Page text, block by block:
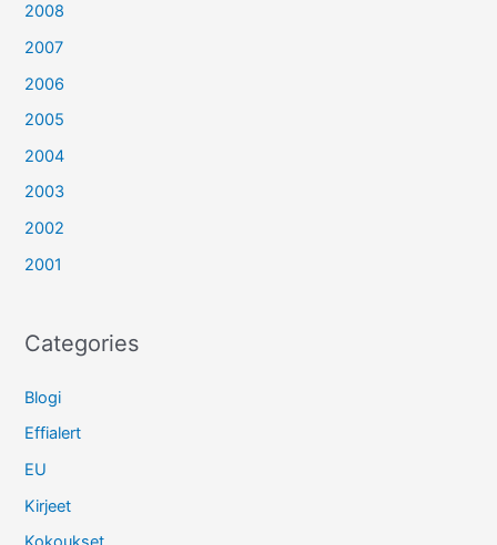
2008
2007
2006
2005
2004
2003
2002
2001
Categories
Blogi
Effialert
EU
Kirjeet